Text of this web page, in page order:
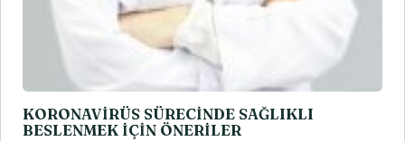
KORONAVİRÜS SÜRECİNDE SAĞLIKLI
BESLENMEK İÇİN ÖNERİLER